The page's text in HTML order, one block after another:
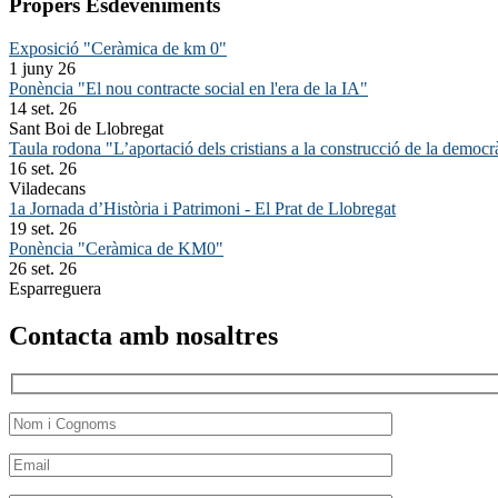
Propers Esdeveniments
Exposició "Ceràmica de km 0"
1 juny 26
Ponència "El nou contracte social en l'era de la IA"
14 set. 26
Sant Boi de Llobregat
Taula rodona "L’aportació dels cristians a la construcció de la
16 set. 26
Viladecans
1a Jornada d’Història i Patrimoni - El Prat de Llobregat
19 set. 26
Ponència "Ceràmica de KM0"
26 set. 26
Esparreguera
Contacta amb nosaltres